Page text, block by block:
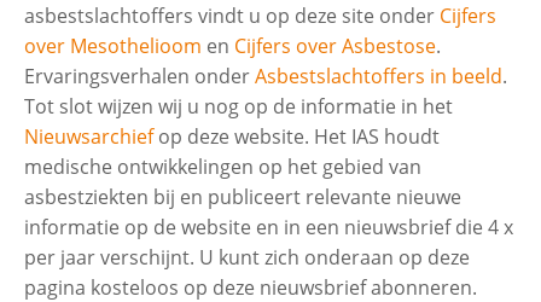
Strottenhoofd (Larynx)kanker
Meer medische informatie
Eierstok (ovarium)kanker
asbestslachtoffers vindt u op deze site onder Cijfers
over Mesothelioom en Cijfers over Asbestose.
Ervaringsverhalen onderAsbestslachtoffers in beeld.
Tot slot wijzen wij u nog op de informatie in het
Nieuwsarchiefop deze website. Het IAS houdt
medische ontwikkelingen op het gebied van
asbestziekten bij en publiceert relevante nieuwe
informatie op de website en in een nieuwsbrief die 4 x
per jaar verschijnt. U kunt zich onderaan op deze
pagina kosteloos op deze nieuwsbrief abonneren.